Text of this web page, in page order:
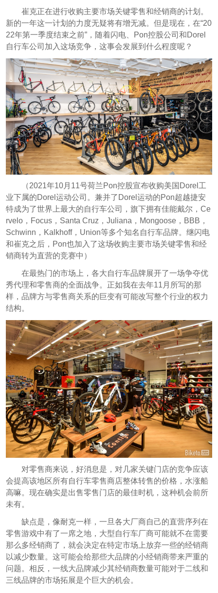
崔克正在进行收购主要市场关键零售和经销商的计划。
新的一年这一计划的力度无疑将有增无减。但是现在，在“20
22年第一季度结束之前”，随着闪电、Pon控股公司和Dorel
自行车公司加入这场竞争，这事会发展到什么程度呢？
（2021年10月11号荷兰Pon控股宣布收购美国Dorel工
业下属的Dorel运动公司。兼并了Dorel运动的Pon超越捷安
特成为了世界上最大的自行车公司，旗下拥有佳能戴尔，Ce
rvelo，Focus，Santa Cruz，Juliana，Mongoose，BBB，
Schwinn，Kalkhoff，Union等多个知名自行车品牌。继闪电
和崔克之后，Pon也加入了这场收购主要市场关键零售和经
销商转为直营的竞赛中）
在最热门的市场上，各大自行车品牌展开了一场争夺优
秀代理和零售商的全面战争。正如我在去年11月所写的那
样，品牌方与零售商关系的巨变有可能改写整个行业的权力
结构。
对零售商来说，好消息是，对几家关键门店的竞争应该
会提高该地区所有自行车零售商店整体转售的价格，水涨船
高嘛。现在确实是出售零售门店的最佳时机，这种机会前所
未有。
缺点是，像耐克一样，一旦各大厂商自己的直营序列在
零售游戏中有了一席之地，大型自行车厂商可能就不在需要
那么多经销商了，就会决定在特定市场上放弃一些的经销商
以减少数量。这可能会给那些大品牌的小经销商带来严重的
问题。相反，一线大品牌减少其经销商数量可能对于二线和
三线品牌的市场拓展是个巨大的机会。